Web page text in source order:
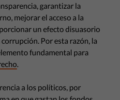
garantizar la
mejorar el acceso a la
un efecto disuasorio
Por esta razón, la
fundamental para
a los políticos, por